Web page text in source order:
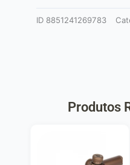
ID 8851241269783
Produtos